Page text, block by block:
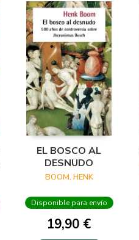
EL BOSCO AL
DESNUDO
BOOM, HENK
Disponible para envío
19,90 €